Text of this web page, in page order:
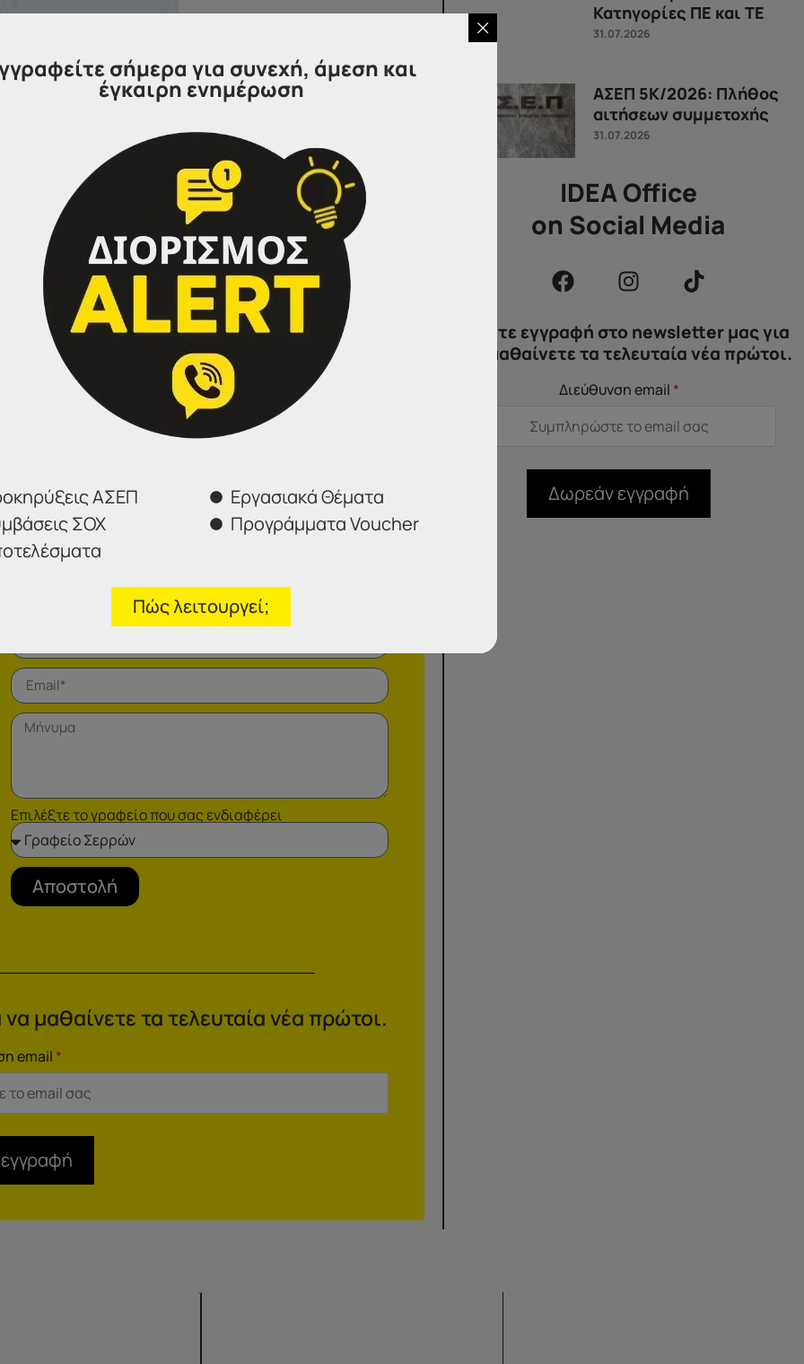
του ΑΣΕΠ για την πλήρωση με σειρά προτεραιότητας,
Εκπαίδευσης στο Εθνικό Τυπογραφείο
για δημοσίευση και θα αναρτηθεί στο Πρόγραμμα «ΔΙΑΥΓΕΙΑ»
της Αρχής Προστασίας Δεδομένων Προσωπικού
με τον αριθμό μητρώου (Α.Μ.), ο οποίος αναγράφεται και στην
Φόρμα επικοινωνίας
Επιλέξτε το γραφείο που σας ενδιαφέρει
Αποστολή
μαθαίνετε τα τελευταία νέα πρώτοι.
email*
Κατηγορίες ΠΕ και ΤΕ
31.07.2026
ΑΣΕΠ 5Κ/2026: Πλήθος
αιτήσεων συμμετοχής
31.07.2026
IDEA Office
on Social Media
Κάντε εγγραφή στο newsletter μας για
να μαθαίνετε τα τελευταία νέα πρώτοι.
Διεύθυνση email*
Δωρεάν εγγραφή
σήμερα για συνεχή, άμεση και
έγκαιρη ενημέρωση
ΑΣΕΠ
ΣΟΧ
Εργασιακά Θέματα
Προγράμματα Voucher
Πώς λειτουργεί;